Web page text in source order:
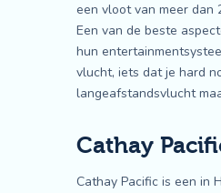
een vloot van meer dan
Een van de beste
hun
vlucht, iets dat je hard
langeafstandsvlucht
Cathay
Cathay Pacific is een in